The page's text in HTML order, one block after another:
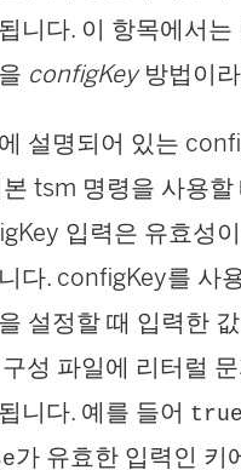
니다. 이 항목에서는
configKey방법이
설명되어 있는
tsm 명령을 사용할
입력은 유효성
다. configKey를 사
설정할 때 입력한
성 파일에 리터럴
니다. 예를 들어 true
가 유효한 입력인 키